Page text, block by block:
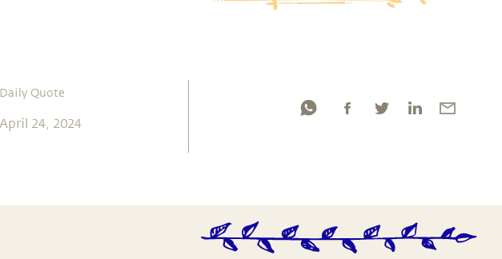
Daily Quote
April 24, 2024